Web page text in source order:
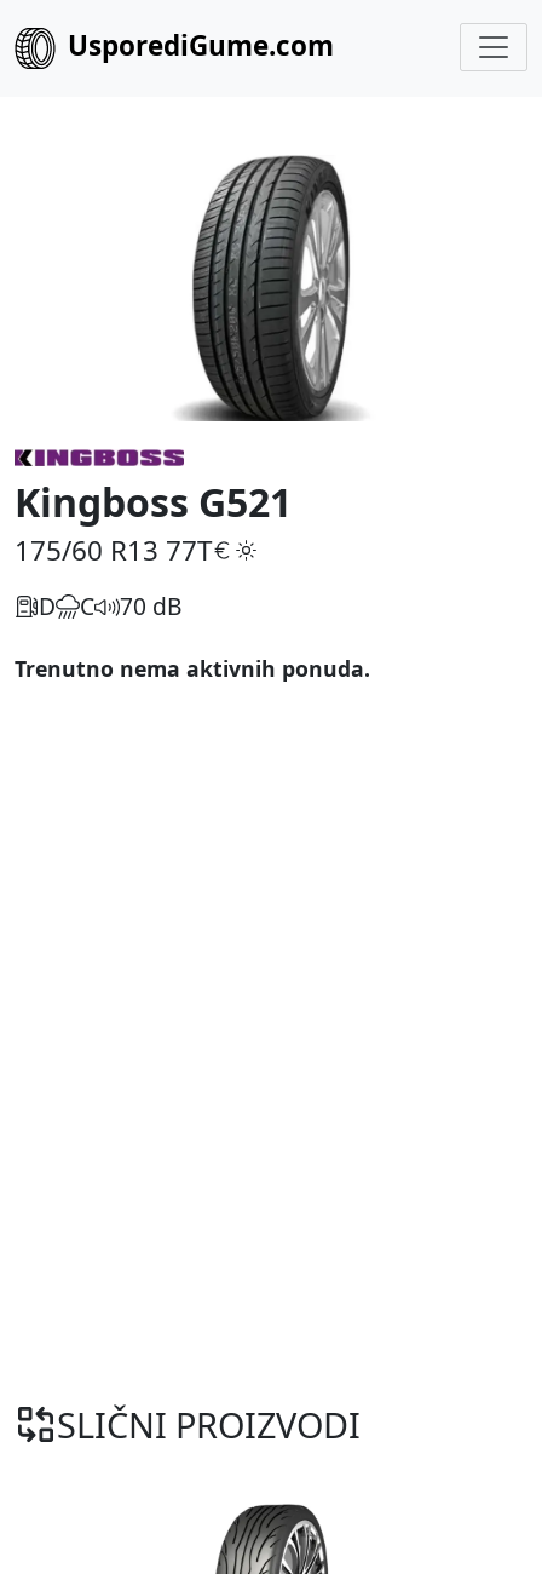
UsporediGume.com
Kingboss G521
175/60 R13 77T
D C 70 dB
Trenutno nema aktivnih ponuda.
SLIČNI PROIZVODI